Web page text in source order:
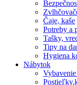
Čaje, kaše
Potreby a
Tašky,
Tipy na
Hygiena
Nábytok